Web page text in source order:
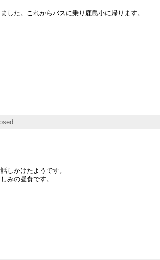
した。これからバスに乗り鹿島小に帰ります。
しかけたようです。
みの昼食です。